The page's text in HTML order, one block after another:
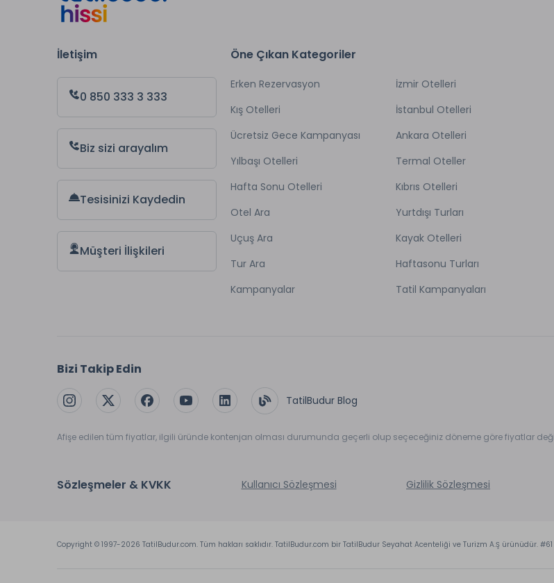
İletişim
0 850 333 3 333
Biz sizi arayalım
Tesisinizi Kaydedin
Müşteri İlişkileri
Öne Çıkan Kategoriler
Erken Rezervasyon
Kış Otelleri
Ücretsiz Gece Kampanyası
Yılbaşı Otelleri
Hafta Sonu Otelleri
Otel Ara
Uçuş Ara
Tur Ara
Kampanyalar
İzmir Otelleri
İstanbul Otelleri
Ankara Otelleri
Termal Oteller
Kıbrıs Otelleri
Yurtdışı Turları
Kayak Otelleri
Haftasonu Turları
Tatil Kampanyaları
Bizi Takip Edin
TatilBudur Blog
Afişe edilen tüm fiyatlar, ilgili üründe kontenjan olması durumunda geçerli olup seçeceğiniz döneme göre fiyatlar
Sözleşmeler & KVKK Kullanıcı Sözleşmesi Gizlilik Sözleşmesi
Copyright © 1997-2026 TatilBudur.com. Tüm hakları saklıdır. TatilBudur.com bir TatilBudur Seyahat Acenteliği ve Turizm A.Ş ürünüdür. #61